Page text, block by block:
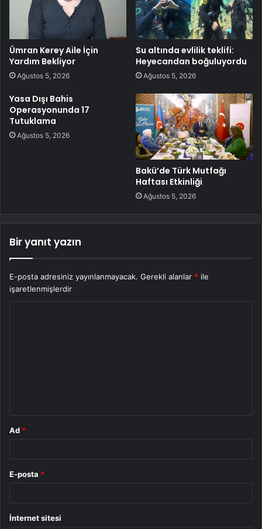
Ümran Kerey Aile İçin
Yardım Bekliyor
Ağustos 5, 2026
Su altında evlilik teklifi:
Heyecandan boğuluyordu
Ağustos 5, 2026
Yasa Dışı Bahis
Operasyonunda 17
Tutuklama
Ağustos 5, 2026
Bakü’de Türk Mutfağı
Haftası Etkinliği
Ağustos 5, 2026
Bir yanıt yazın
E-posta adresiniz yayınlanmayacak. Gerekli alanlar * ile
işaretlenmişlerdir
Ad *
E-posta *
İnternet sitesi